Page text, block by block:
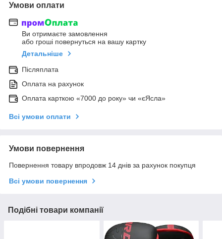
Умови оплати
Ви отримаєте замовлення
або гроші повернуться на вашу картку
Детальніше
Післяплата
Оплата на рахунок
Оплата карткою «7000 до року» чи «єЯсла»
Всі умови оплати
Умови повернення
Повернення товару впродовж 14 днів за рахунок покупця
Всі умови повернення
Подібні товари компанії